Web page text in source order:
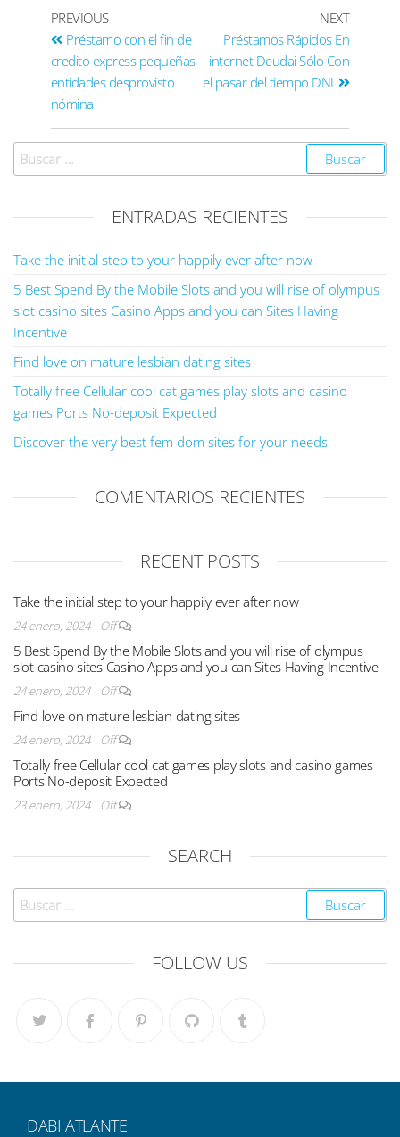
PREVIOUS
Préstamo con el fin de
credito express pequeñas
entidades desprovisto
nómina
NEXT
Préstamos Rápidos En
internet Deudai Sólo Con
el pasar del tiempo DNI
ENTRADAS RECIENTES
Take the initial step to your happily ever after now
5 Best Spend By the Mobile Slots and you will rise of olympus
slot casino sites Casino Apps and you can Sites Having
Incentive
Find love on mature lesbian dating sites
Totally free Cellular cool cat games play slots and casino
games Ports No-deposit Expected
Discover the very best fem dom sites for your needs
COMENTARIOS RECIENTES
RECENT POSTS
Take the initial step to your happily ever after now
24 enero, 2024 Off
5 Best Spend By the Mobile Slots and you will rise of olympus
slot casino sites Casino Apps and you can Sites Having Incentive
24 enero, 2024 Off
Find love on mature lesbian dating sites
24 enero, 2024 Off
Totally free Cellular cool cat games play slots and casino games
Ports No-deposit Expected
23 enero, 2024 Off
SEARCH
FOLLOW US
DABI ATLANTE